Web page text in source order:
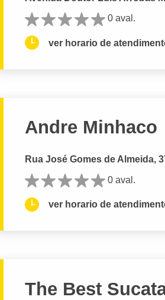
0 aval.
ver horario de
Andre Minhaco
Rua José Gomes de Almeida,
0 aval.
ver horario de
The Best